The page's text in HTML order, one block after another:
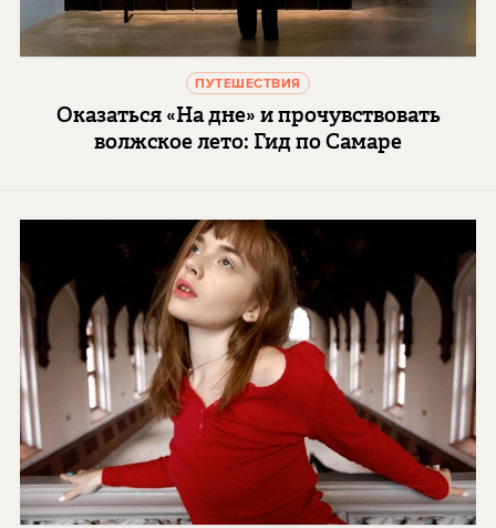
ПУТЕШЕСТВИЯ
Оказаться «На дне» и прочувствовать
волжское лето: Гид по Самаре